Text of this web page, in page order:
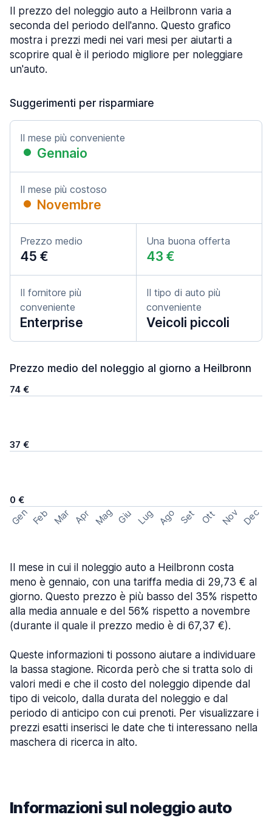
Il prezzo del noleggio auto a Heilbronn varia a
seconda del periodo dell'anno. Questo grafico
mostra i prezzi medi nei vari mesi per aiutarti a
scoprire qual è il periodo migliore per noleggiare
un'auto.
Suggerimenti per risparmiare
Il mese più conveniente
Gennaio
Il mese più costoso
Novembre
Prezzo medio
45 €
Una buona offerta
43 €
Il fornitore più
conveniente
Enterprise
Il tipo di auto più
conveniente
Veicoli piccoli
Prezzo medio del noleggio al giorno a Heilbronn
74 €
37 €
0 €
Gen Feb Mar Apr Mag Giu Lug Ago Set Ott Nov Dec
Il mese in cui il noleggio auto a Heilbronn costa
meno è gennaio, con una tariffa media di 29,73 € al
giorno. Questo prezzo è più basso del 35% rispetto
alla media annuale e del 56% rispetto a novembre
(durante il quale il prezzo medio è di 67,37 €).
Queste informazioni ti possono aiutare a individuare
la bassa stagione. Ricorda però che si tratta solo di
valori medi e che il costo del noleggio dipende dal
tipo di veicolo, dalla durata del noleggio e dal
periodo di anticipo con cui prenoti. Per visualizzare i
prezzi esatti inserisci le date che ti interessano nella
maschera di ricerca in alto.
Informazioni sul noleggio auto